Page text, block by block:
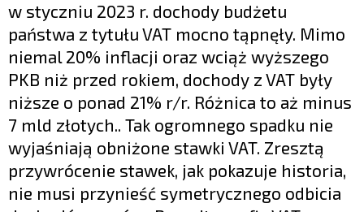
w styczniu 2023 r. dochody budżetu
państwa z tytułu VAT mocno tąpnęły. Mimo
niemal 20% inflacji oraz wciąż wyższego
PKB niż przed rokiem, dochody z VAT były
niższe o ponad 21% r/r. Różnica to aż minus
7 mld złotych.. Tak ogromnego spadku nie
wyjaśniają obniżone stawki VAT. Zresztą
przywrócenie stawek, jak pokazuje historia,
nie musi przynieść symetrycznego odbicia